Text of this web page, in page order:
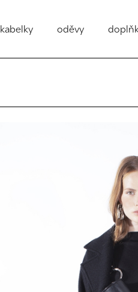
kabelky oděvy